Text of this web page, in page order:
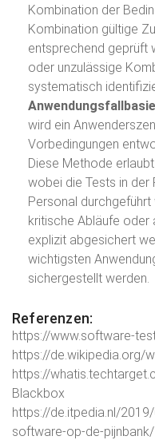
Kombination der
Kombination gültige
entsprechend geprüft
oder unzulässige
systematisch
wird ein
Vorbedingungen
Diese Methode
wobei die Tests in der
Personal
kritische Abläufe oder
explizit abgesichert
wichtigsten
sichergestellt werden.
Referenzen:
https://www.software-
https://de.wikipedia.org/
https://
Blackbox
https://de.itpedia.nl/
software-op-de-pijnbank/